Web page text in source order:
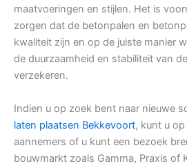
maatvoeringen en stijlen. Het is
zorgen dat de betonpalen en
kwaliteit zijn en op de juiste manier
de duurzaamheid en stabiliteit van
verzekeren.
Indien u op zoek bent naar nieuwe
laten plaatsen Bekkevoort, kunt u
aannemers of u kunt een bezoek
bouwmarkt zoals Gamma, Praxis of